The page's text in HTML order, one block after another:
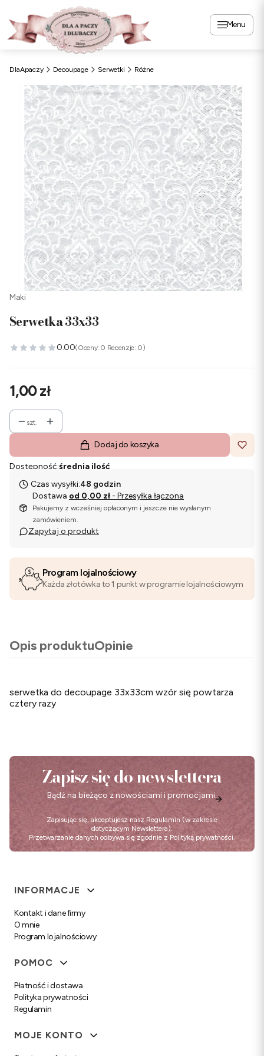
Menu
DlaApaczy Decoupage Serwetki Różne
Maki
Serwetka 33x33
0.00(Oceny: 0 Recenzje: 0)
Cena
1,00 zł
szt.
Dodaj do koszyka
Dostępność:średnia ilość
Czas wysyłki:48 godzin
Dostawa od 0,00 zł - Przesyłka łączona
Pakujemy z wcześniej opłaconym i jeszcze nie wysłanym
zamówieniem.
Zapytaj o produkt
Program lojalnościowy
Każda złotówka to 1 punkt w programie lojalnościowym
Opis produktuOpinie
serwetka do decoupage 33x33cm wzór się powtarza
cztery razy
Zapisz się do newslettera
Bądź na bieżąco z nowościami i promocjami.
Zapisując się, akceptujesz nasz Regulamin (w zakresie
dotyczącym Newslettera).
Przetwarzanie danych odbywa się zgodnie z Polityką prywatności.
Linki w stopce
INFORMACJE
Kontakt i dane firmy
O mnie
Program lojalnościowy
POMOC
Płatność i dostawa
Polityka prywatności
Regulamin
MOJE KONTO